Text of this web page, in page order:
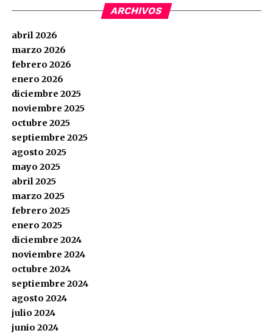
ARCHIVOS
abril 2026
marzo 2026
febrero 2026
enero 2026
diciembre 2025
noviembre 2025
octubre 2025
septiembre 2025
agosto 2025
mayo 2025
abril 2025
marzo 2025
febrero 2025
enero 2025
diciembre 2024
noviembre 2024
octubre 2024
septiembre 2024
agosto 2024
julio 2024
junio 2024